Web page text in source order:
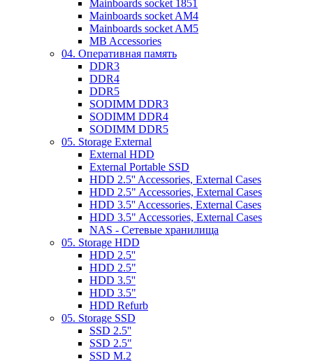
Mainboards socket 1851
Mainboards socket AM4
Mainboards socket AM5
MB Accessories
04. Оперативная память
DDR3
DDR4
DDR5
SODIMM DDR3
SODIMM DDR4
SODIMM DDR5
05. Storage External
External HDD
External Portable SSD
HDD 2.5'' Accessories, External Cases
HDD 2.5" Accessories, External Cases
HDD 3.5'' Accessories, External Cases
HDD 3.5" Accessories, External Cases
NAS - Сетевые хранилища
05. Storage HDD
HDD 2.5''
HDD 2.5"
HDD 3.5''
HDD 3.5"
HDD Refurb
05. Storage SSD
SSD 2.5''
SSD 2.5"
SSD M.2